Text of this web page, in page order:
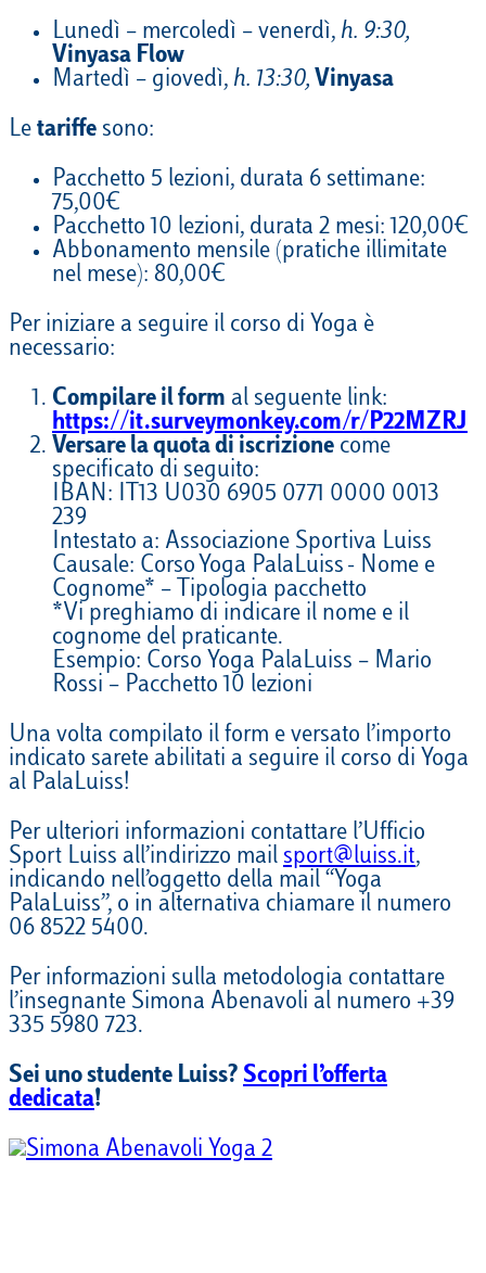
Lunedì – mercoledì – venerdì, h. 9:30,
Vinyasa Flow
Martedì – giovedì, h. 13:30, Vinyasa
Le tariffe sono:
Pacchetto 5 lezioni, durata 6 settimane:
75,00€
Pacchetto 10 lezioni, durata 2 mesi: 120,00€
Abbonamento mensile (pratiche illimitate
nel mese): 80,00€
Per iniziare a seguire il corso di Yoga è
necessario:
Compilare ilform al seguente link:
https://it.surveymonkey.com/r/P22MZRJ
Versare la quota di iscrizione come
specificato di seguito:
IBAN: IT13 U030 6905 0771 0000 0013
239
Intestato a: Associazione Sportiva Luiss
Causale: Corso Yoga PalaLuiss - Nome e
Cognome* – Tipologia pacchetto
*Vi preghiamo di indicare il nome e il
cognome del praticante.
Esempio: Corso Yoga PalaLuiss – Mario
Rossi – Pacchetto 10 lezioni
Una volta compilato il form e versato l’importo
indicato sarete abilitati a seguire il corso di Yoga
al PalaLuiss!
Per ulteriori informazioni contattare l’Ufficio
Sport Luiss all’indirizzo mail sport@luiss.it,
indicando nell’oggetto della mail “Yoga
PalaLuiss”, o in alternativa chiamare il numero
06 8522 5400.
Per informazioni sulla metodologia contattare
l’insegnante Simona Abenavoli al numero +39
335 5980 723.
Sei uno studente Luiss? Scopri l’offerta
dedicata!